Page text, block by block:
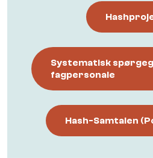
Systematisk
fagpersonale
Hash-Samtalen